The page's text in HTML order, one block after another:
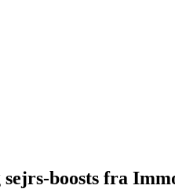
sejrs-boosts fra